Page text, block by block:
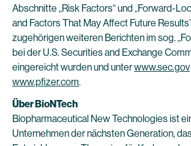
Abschnitte „Risk Factors“ und „Forward-
and Factors That May Affect Future
zugehörigen weiteren Berichten im sog.
bei der U.S. Securities and Exchange
eingereicht wurden und unterwww.sec.gov
www.pfizer.com.
Über BioNTech
Biopharmaceutical New Technologies ist
Unternehmen der nächsten Generation,